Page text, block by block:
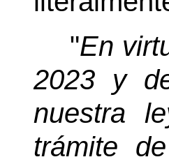
"En
2023 y
nuestra
trámite